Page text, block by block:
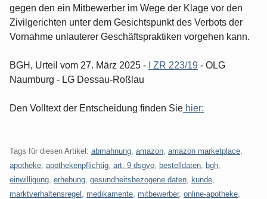
gegen den ein Mitbewerber im Wege der Klage vor den
Zivilgerichten unter dem Gesichtspunkt des Verbots der
Vornahme unlauterer Geschäftspraktiken vorgehen kann.
BGH, Urteil vom 27. März 2025 - I ZR 223/19 - OLG
Naumburg - LG Dessau-Roßlau
Den Volltext der Entscheidung finden Sie hier:
Tags für diesen Artikel: abmahnung amazon amazon marketplace
apotheke apothekenpflichtig art. 9 dsgvo bestelldaten bgh
einwilligung erhebung gesundheitsbezogene daten kunde
marktverhaltensregel
medikamente mitbewerber, online-apotheke